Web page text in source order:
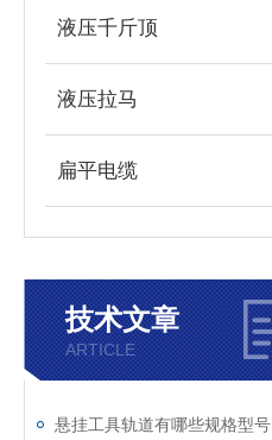
液压千斤顶
液压拉马
扁平电缆
技术文章
ARTICLE
​悬挂工具轨道有哪些规格型号